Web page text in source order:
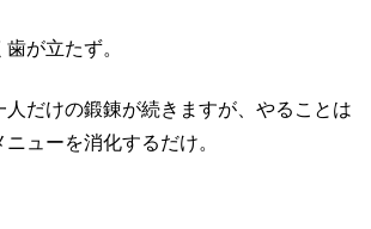
が立たず。
人だけの鍛錬が続きますが、やることは
ューを消化するだけ。